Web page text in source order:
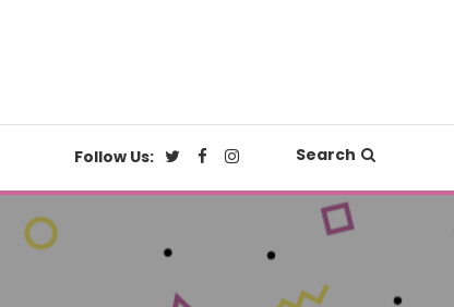
Follow Us: Search